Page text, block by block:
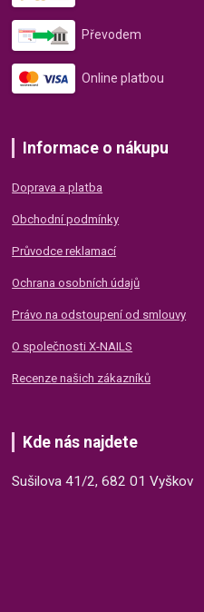
Převodem
Online platbou
Informace o nákupu
Doprava a platba
Obchodní podmínky
Průvodce reklamací
Ochrana osobních údajů
Právo na odstoupení od smlouvy
O společnosti X-NAILS
Recenze našich zákazníků
Kde nás najdete
Sušilova 41/2, 682 01 Vyškov